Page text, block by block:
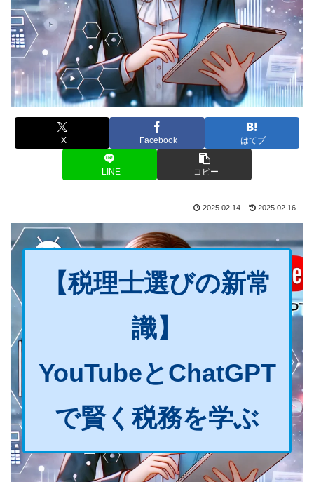
X Facebook はてブ
LINE コピー
2025.02.14 2025.02.16
【税理士選びの新常
識】
YouTubeとChatGPT
で賢く税務を学ぶ